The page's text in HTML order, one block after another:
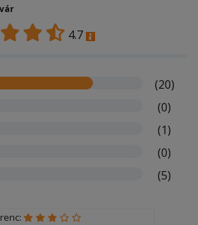
4.7
(20)
(0)
(1)
(0)
(5)